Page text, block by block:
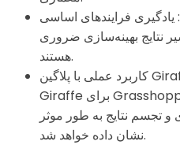
یادگیری فرایندهای اساسی
نتایج بهینه‌سازی ضروری
هستند.
کاربرد عملی با پلاگین Giraffe: معرفی و نمایش پلاگین
Giraffe برای Grasshopper، به شرکت‌کنندگان نحوه
و تجسم نتایج به طور موثر
نشان داده خواهد شد.